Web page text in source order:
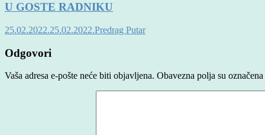
U GOSTE RADNIKU
25.02.2022.25.02.2022.Predrag Putar
Odgovori
Vaša adresa e-pošte neće biti objavljena. Obavezna polja su označena